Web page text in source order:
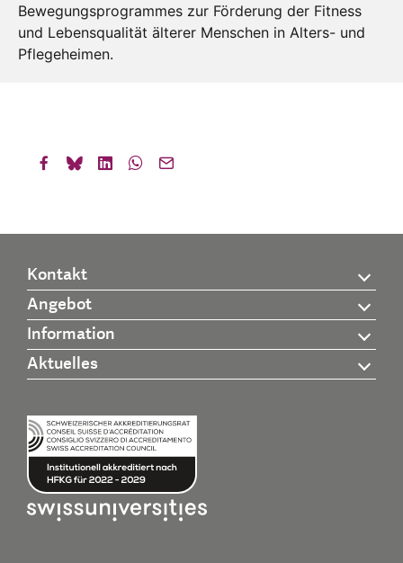
Bewegungsprogrammes zur Förderung der Fitness
und Lebensqualität älterer Menschen in Alters- und
Pflegeheimen.
Kontakt
Angebot
Information
Aktuelles